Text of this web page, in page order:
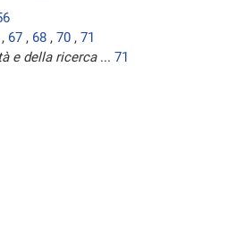
, 67 , 68 , 70 , 71
e della ricerca... 71